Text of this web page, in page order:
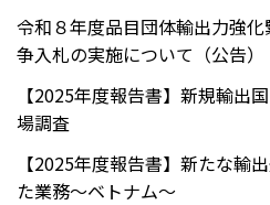
令和８年度品目団体輸出力強
争入札の実施について（公告）
【2025年度報告書】新規輸出
場調査
【2025年度報告書】新たな輸
た業務～ベトナム～